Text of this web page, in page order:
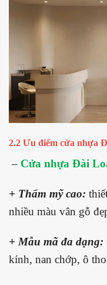
2.2 Ưu điểm cửa nhựa
– Cửa nhựa Đài
+ Thẩm mỹ cao:
nhiều màu vân gỗ
+ Mẫu mã đa dạng:
kính, nan chớp, ô